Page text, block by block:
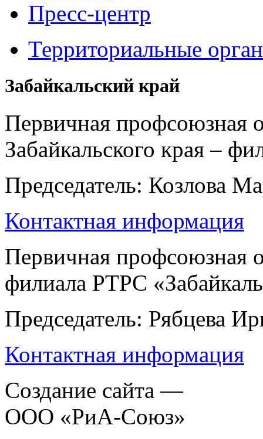
Пресс-центр
Территориальные
Забайкальский край
Первичная профсоюзная
Забайкальского края –
Председатель: Козлова
Контактная информация
Первичная профсоюзная
филиала РТРС
Председатель: Рябцева
Контактная информация
Создание сайта —
ООО «РиА-Союз»